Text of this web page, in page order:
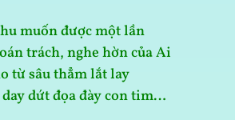
muốn được một lần
trách, nghe hờn của Ai
từ sâu thẳm lắt lay
dứt đọa đày con tim…